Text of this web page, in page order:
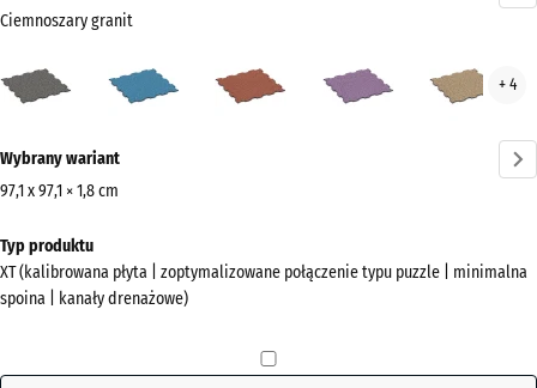
Ciemnoszary granit
granit
+ 4
informacji
o
Pokaż
paletę
Ciemnoszary
Wybrany wariant
97,1 x 97,1 × 1,8 cm
do
wysyłki
1010
Typ produktu
XT (kalibrowana płyta | zoptymalizowane połączenie typu puzzle | minimalna
spoina | kanały drenażowe)